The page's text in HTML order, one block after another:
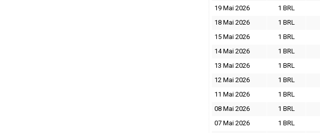
19 Mai 2026
1 BRL
18 Mai 2026
1 BRL
15 Mai 2026
1 BRL
14 Mai 2026
1 BRL
13 Mai 2026
1 BRL
12 Mai 2026
1 BRL
11 Mai 2026
1 BRL
08 Mai 2026
1 BRL
07 Mai 2026
1 BRL